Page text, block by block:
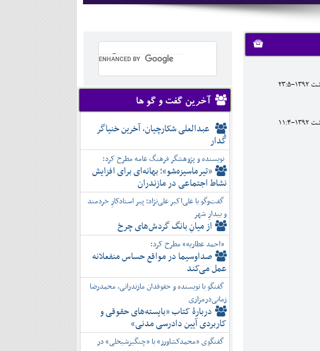
آخرین گفت و گو ها
عبدالعلی شکارچیان، آخرین خنیاگر
گُدار
نویسنده و پژوهشگر فرهنگ عامه مطرح کرد:
«تیرماسیزه‌شو»؛ بهانه‌ای برای افزایش
نشاط اجتماعی در مازندران
گفت‌وگو با علی‌اکبر علی‌نژاد؛ پیر استادکارِ خردمند
و بیدارِ شهر
از میانِ بانگ گردش‌های چرخ
«احمد عطاریه» مطرح کرد:
صداوسیما در مواقع حساس منفعلانه
عمل می‌کند
گفتگو با نویسنده و حقوقدان مازندرانی، محمدرضا
زمانی‌درمزاری
دربارۀ کتاب ”بایسته‌های حقوقی و
کاربردی آیین دادرسی مدنی»
گفتگوی «محمدکشاورز» با «چنگیزشیخلی» در